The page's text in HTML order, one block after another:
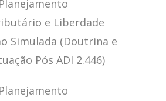
INTERPRETATION:
CHALLENGES IN
A POST-BEPS
MULTILATERAL
WORLD
PLANEJAMENTO